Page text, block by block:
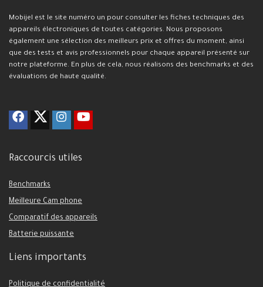
Mobijel est le site numéro un pour consulter les fiches techniques des
appareils électroniques de toutes catégories. Nous proposons
également une sélection des meilleurs prix et offres du moment, ainsi
que des tests et avis professionnels pour chaque appareil présenté sur
notre plateforme. En plus de cela, nous réalisons des benchmarks et des
évaluations de haute qualité.
Raccourcis utiles
Benchmarks
Meilleure Cam phone
Comparatif des appareils
Batterie puissante
Liens importants
Politique de confidentialité